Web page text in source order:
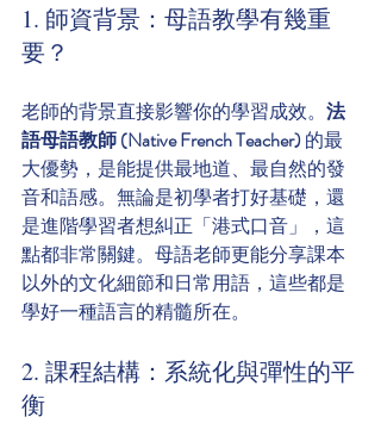
1. 師資背景：母語教學有幾重
要？
老師的背景直接影響你的學習成效。 法
語母語教師 (Native French Teacher) 的最
大優勢，是能提供最地道、最自然的發
音和語感。無論是初學者打好基礎，還
是進階學習者想糾正「港式口音」，這
點都非常關鍵。母語老師更能分享課本
以外的文化細節和日常用語，這些都是
學好一種語言的精髓所在。
2. 課程結構：系統化與彈性的平
衡